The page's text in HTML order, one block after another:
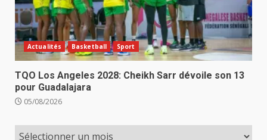
Actualités Basketball Sport
TQO Los Angeles 2028: Cheikh Sarr dévoile son 13
pour Guadalajara
05/08/2026